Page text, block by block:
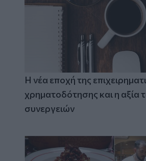
Η νέα εποχή της
χρηματοδότησης και η αξία
συνεργειών